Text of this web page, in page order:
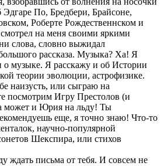
Эдгаре По, Бредбери, Брайсоне,
Роберте Рождественнском и
на меня своими яркими
слова, словно выжидал
рассказа. Музыка? Ха! Я
о музыке. Я расскажу и об Истории
теории эволюции, астрофизике.
наизусть, или сыграю на
посмотрим Игру Престолов (и
может и Юрия на льду! Ты
еще, я точно знаю! Что-то
научно-популярной
Шекспира, или стихов
ждать письма от тебя. И совсем не